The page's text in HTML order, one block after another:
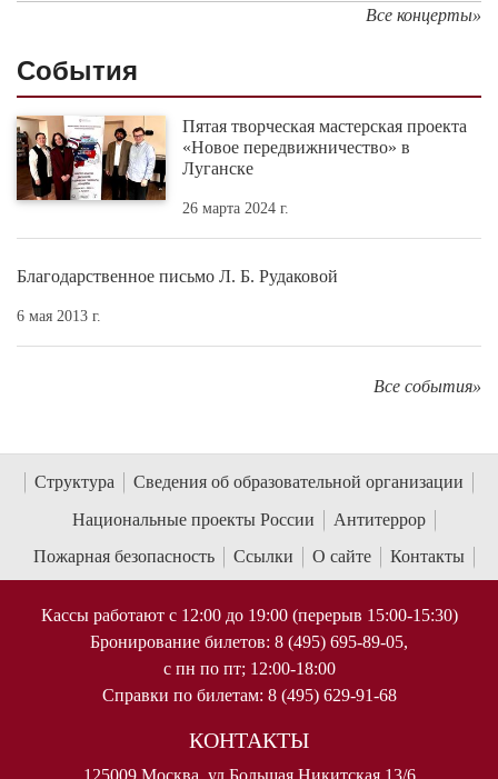
Все концерты»
События
Пятая творческая мастерская проекта
«Новое передвижничество» в
Луганске
26 марта 2024 г.
Благодарственное письмо Л. Б. Рудаковой
6 мая 2013 г.
Все события»
Структура
Сведения об образовательной организации
Национальные проекты России
Антитеррор
Пожарная безопасность
Ссылки О сайте Контакты
Кассы работают с 12:00 до 19:00 (перерыв 15:00-15:30)
Бронирование билетов: 8 (495) 695-89-05,
с пн по пт; 12:00-18:00
Справки по билетам: 8 (495) 629-91-68
КОНТАКТЫ